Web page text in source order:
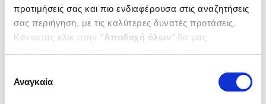
προτιμήσεις σας και πιο ενδιαφέρουσα στις αναζητήσεις
σας περιήγηση, με τις καλύτερες δυνατές προτάσεις.
Κάνοντας κλικ στην ‘’Αποδοχή όλων’’ θα μας
ενδιαφέρουν και να επιλέξετε από τα παρακάτω με την
΄΄και να ενημερωθείτε σχετικά με
συγκατάθεσης
Αναγκαία